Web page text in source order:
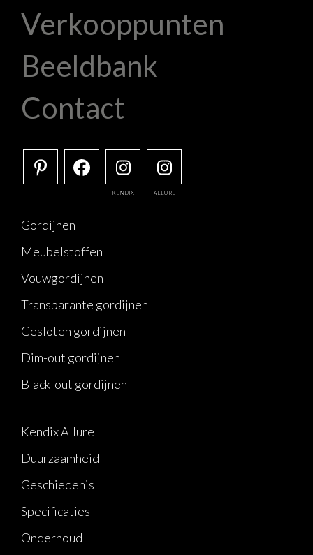
Verkooppunten
Beeldbank
Contact
KENDIX ALLURE
Gordijnen
Meubelstoffen
Vouwgordijnen
Transparante gordijnen
Gesloten gordijnen
Dim-out gordijnen
Black-out gordijnen
Kendix Allure
Duurzaamheid
Geschiedenis
Specificaties
Onderhoud